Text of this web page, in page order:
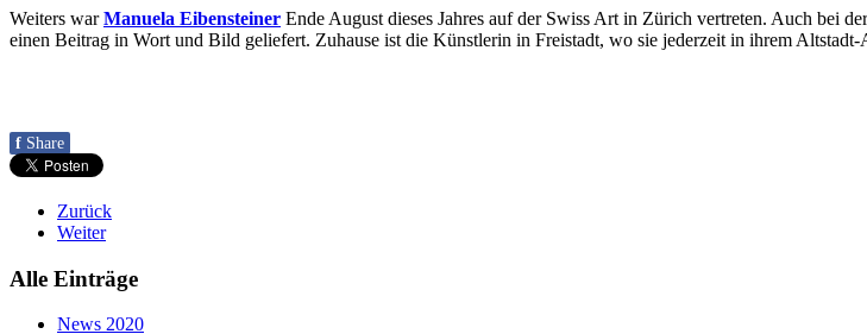
Weiters warManuela Eibensteiner Ende August dieses Jahres auf der Swiss Art in Zürich vertreten. Auch bei
einen Beitrag in Wort und Bild geliefert. Zuhause ist die Künstlerin in Freistadt, wo sie jederzeit in ihrem
f Share
Zurück
Weiter
Alle Einträge
News 2020